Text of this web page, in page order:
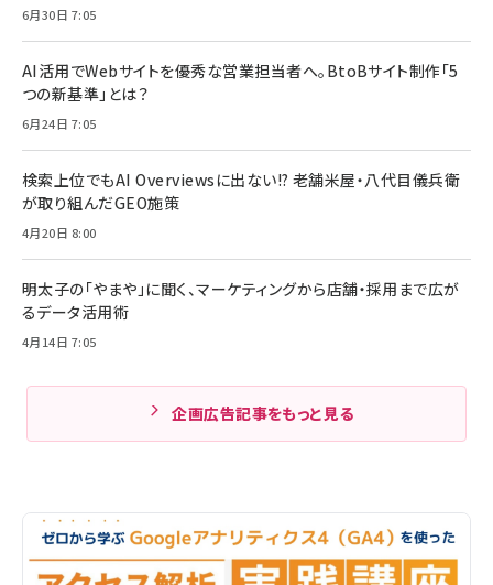
6月30日 7:05
AI活用でWebサイトを優秀な営業担当者へ。BtoBサイト制作「5
つの新基準」とは？
6月24日 7:05
検索上位でもAI Overviewsに出ない!? 老舗米屋・八代目儀兵衛
が取り組んだGEO施策
4月20日 8:00
明太子の「やまや」に聞く、マーケティングから店舗・採用まで広が
るデータ活用術
4月14日 7:05
企画広告記事をもっと見る